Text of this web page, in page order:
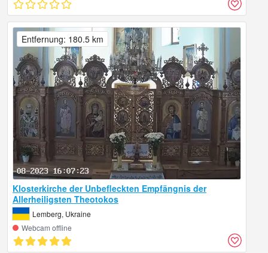
Klosterkirche der Unbefleckten Empfängnis der
Allerheiligsten Theotokos
Lemberg, Ukraine
Webcam offline
Entfernung: 180.5 km